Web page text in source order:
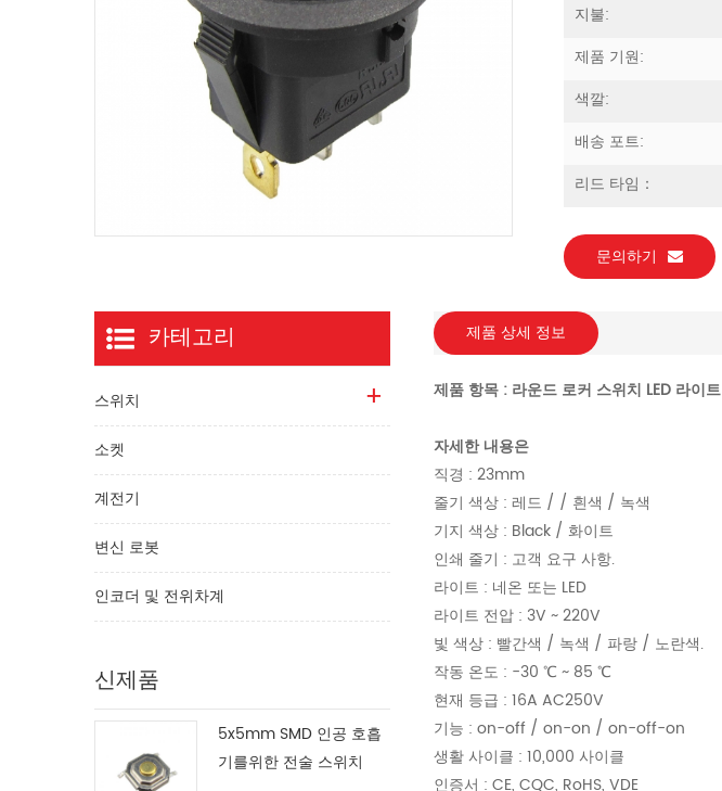
지불:
제품 기원:
색깔:
배송 포트:
리드 타임：
문의하기
제품 상세 정보
제품 항목 : 라운드 로커 스위치 LED 라이트
자세한 내용은
직경 : 23mm
줄기 색상 : 레드 / / 흰색 / 녹색
기지 색상 : Black / 화이트
인쇄 줄기 : 고객 요구 사항.
라이트 : 네온 또는 LED
라이트 전압 : 3V ~ 220V
빛 색상 : 빨간색 / 녹색 / 파랑 / 노란색.
작동 온도 : -30 ℃ ~ 85 ℃
현재 등급 : 16A AC250V
기능 : on-off / on-on / on-off-on
생활 사이클 : 10,000 사이클
인증서 : CE, CQC, RoHS, VDE
카테고리
스위치
소켓
계전기
변신 로봇
인코더 및 전위차계
신제품
5x5mm SMD 인공 호흡
기를위한 전술 스위치